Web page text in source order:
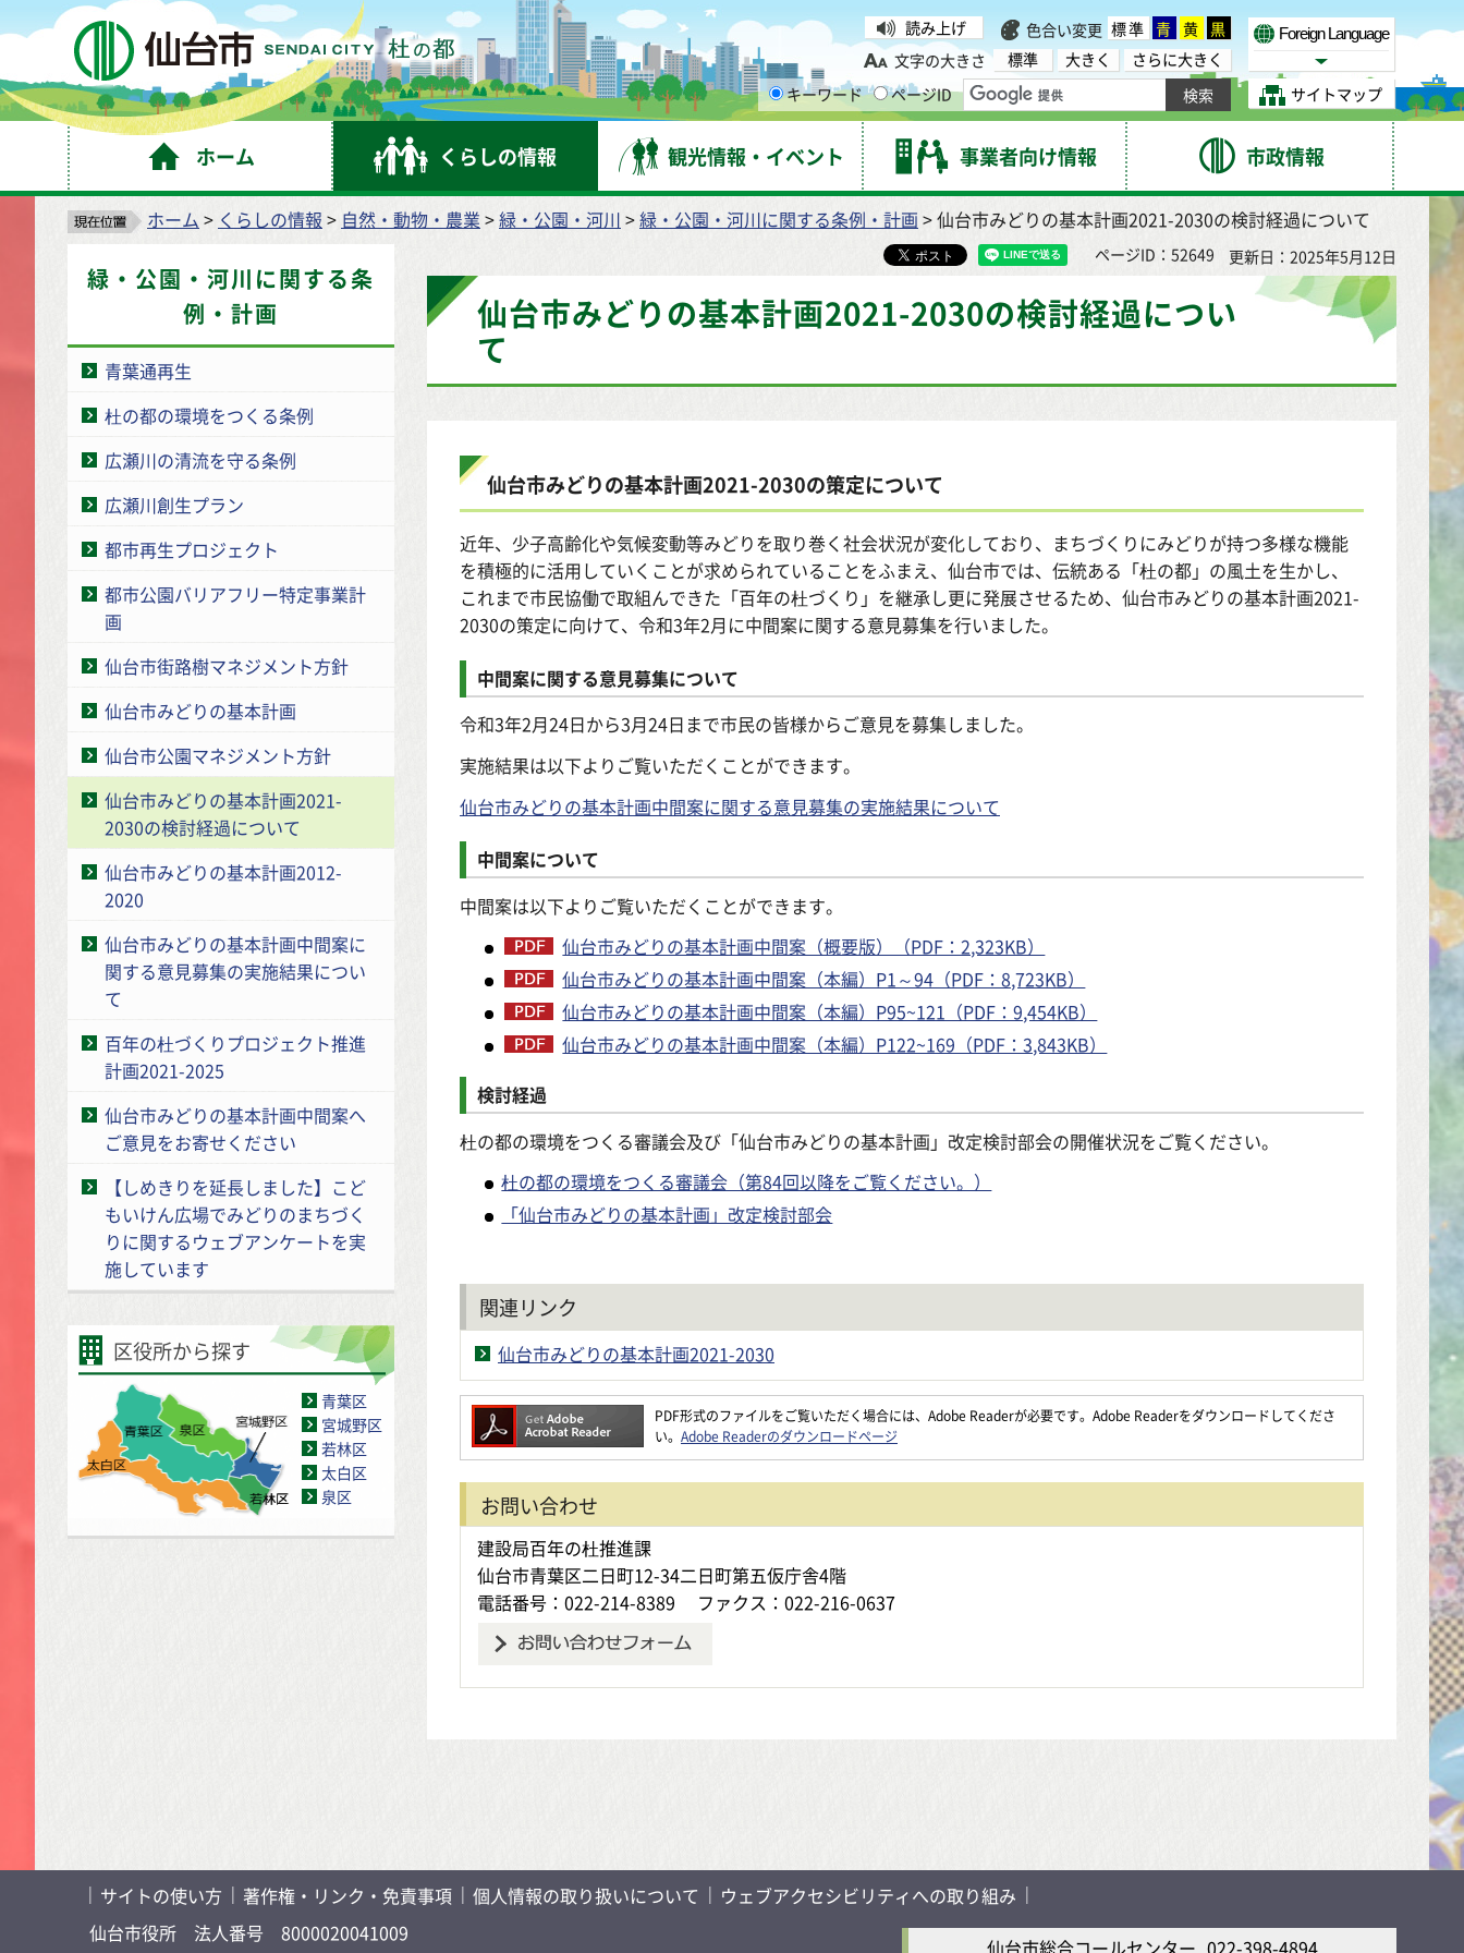
仙台市 読み上げ 色合い変更 標準 青 黄 黒
文字の大きさ
標準 大きく
さらに大きく
キーワード
ページID
Foreign Language
Select Language
サイトマップ
ホーム くらしの情報 観光情報・イベント 事業者向け情報 市政情報
ホーム > くらしの情報 > 自然・動物・農業 >緑・公園・河川 >緑・公園・河川に関する条例・計画 > 仙台市みどりの基本計画2021-2030の検討経過について
緑・公園・河川に関する条
例・計画
青葉通再生
杜の都の環境をつくる条例
広瀬川の清流を守る条例
広瀬川創生プラン
都市再生プロジェクト
都市公園バリアフリー特定事業計
画
仙台市街路樹マネジメント方針
仙台市みどりの基本計画
仙台市公園マネジメント方針
仙台市みどりの基本計画2021-
2030の検討経過について
仙台市みどりの基本計画2012-
2020
仙台市みどりの基本計画中間案に
関する意見募集の実施結果につい
て
百年の杜づくりプロジェクト推進
計画2021-2025
仙台市みどりの基本計画中間案へ
ご意見をお寄せください
【しめきりを延長しました】こど
もいけん広場でみどりのまちづく
りに関するウェブアンケートを実
施しています
区役所から探す
青葉区
宮城野区
若林区
太白区
泉区
ページID：52649 更新日：2025年5月12日
仙台市みどりの基本計画2021-2030の検討経過につい
て
仙台市みどりの基本計画2021-2030の策定について
近年、少子高齢化や気候変動等みどりを取り巻く社会状況が変化しており、まちづくりにみどりが持つ多様な機能
を積極的に活用していくことが求められていることをふまえ、仙台市では、伝統ある「杜の都」の風土を生かし、
これまで市民協働で取組んできた「百年の杜づくり」を継承し更に発展させるため、仙台市みどりの基本計画2021-
2030の策定に向けて、令和3年2月に中間案に関する意見募集を行いました。
中間案に関する意見募集について
令和3年2月24日から3月24日まで市民の皆様からご意見を募集しました。
実施結果は以下よりご覧いただくことができます。
仙台市みどりの基本計画中間案に関する意見募集の実施結果について
中間案について
中間案は以下よりご覧いただくことができます。
仙台市みどりの基本計画中間案（概要版）（PDF：2,323KB）
仙台市みどりの基本計画中間案（本編）P1～94（PDF：8,723KB）
仙台市みどりの基本計画中間案（本編）P95~121（PDF：9,454KB）
仙台市みどりの基本計画中間案（本編）P122~169（PDF：3,843KB）
検討経過
杜の都の環境をつくる審議会及び「仙台市みどりの基本計画」改定検討部会の開催状況をご覧ください。
杜の都の環境をつくる審議会（第84回以降をご覧ください。）
「仙台市みどりの基本計画」改定検討部会
関連リンク
仙台市みどりの基本計画2021-2030
PDF形式のファイルをご覧いただく場合には、Adobe Readerが必要です。Adobe Readerをダウンロードしてくださ
い。 Adobe Readerのダウンロードページ
お問い合わせ
建設局百年の杜推進課
仙台市青葉区二日町12-34二日町第五仮庁舎4階
電話番号：022-214-8389
ファクス：022-216-0637
サイトの使い方 著作権・リンク・免責事項 個人情報の取り扱いについて
ウェブアクセシビリティへの取り組み
仙台市役所 法人番号 8000020041009